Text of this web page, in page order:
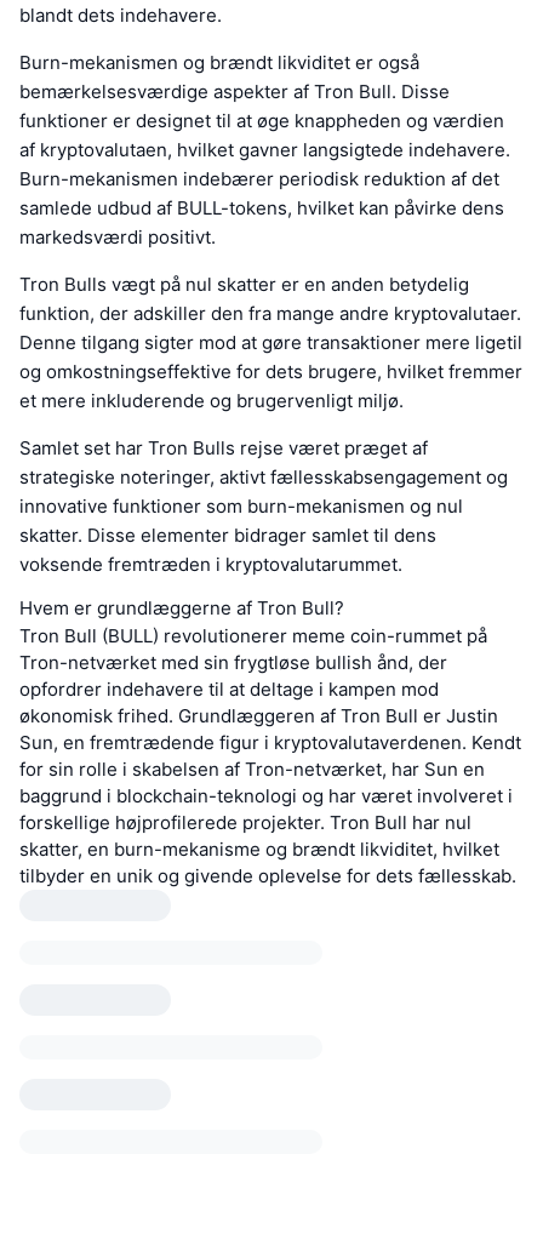
blandt dets indehavere.
Burn-mekanismen og brændt likviditet er også
bemærkelsesværdige aspekter af Tron Bull. Disse
funktioner er designet til at øge knappheden og værdien
af kryptovalutaen, hvilket gavner langsigtede indehavere.
Burn-mekanismen indebærer periodisk reduktion af det
samlede udbud af BULL-tokens, hvilket kan påvirke dens
markedsværdi positivt.
Tron Bulls vægt på nul skatter er en anden betydelig
funktion, der adskiller den fra mange andre kryptovalutaer.
Denne tilgang sigter mod at gøre transaktioner mere ligetil
og omkostningseffektive for dets brugere, hvilket fremmer
et mere inkluderende og brugervenligt miljø.
Samlet set har Tron Bulls rejse været præget af
strategiske noteringer, aktivt fællesskabsengagement og
innovative funktioner som burn-mekanismen og nul
skatter. Disse elementer bidrager samlet til dens
voksende fremtræden i kryptovalutarummet.
Hvem er grundlæggerne af Tron Bull?
Tron Bull (BULL) revolutionerer meme coin-rummet på
Tron-netværket med sin frygtløse bullish ånd, der
opfordrer indehavere til at deltage i kampen mod
økonomisk frihed. Grundlæggeren af Tron Bull er Justin
Sun, en fremtrædende figur i kryptovalutaverdenen. Kendt
for sin rolle i skabelsen af Tron-netværket, har Sun en
baggrund i blockchain-teknologi og har været involveret i
forskellige højprofilerede projekter. Tron Bull har nul
skatter, en burn-mekanisme og brændt likviditet, hvilket
tilbyder en unik og givende oplevelse for dets fællesskab.